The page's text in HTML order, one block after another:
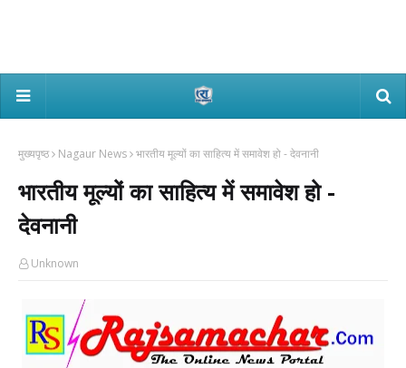
मुख्यपृष्ठ Nagaur News भारतीय मूल्यों का साहित्य में समावेश हो - देवनानी
भारतीय मूल्यों का साहित्य में समावेश हो -
देवनानी
Unknown